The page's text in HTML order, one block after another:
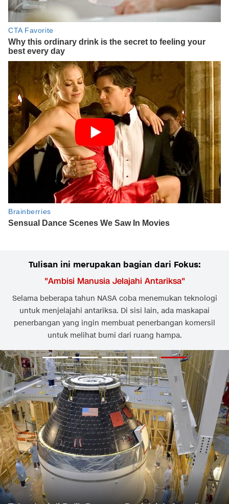
Tulisan ini merupakan bagian dari Fokus:
"Ambisi Manusia Jelajahi Antariksa"
Selama beberapa tahun NASA coba menemukan teknologi
untuk menjelajahi antariksa. Di sisi lain, ada maskapai
penerbangan yang ingin membuat penerbangan komersil
untuk melihat bumi dari ruang hampa.